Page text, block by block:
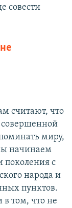
совести
считают, что
совершенной
миру,
начинаем
поколения с
народа и
пунктов.
в том, что не